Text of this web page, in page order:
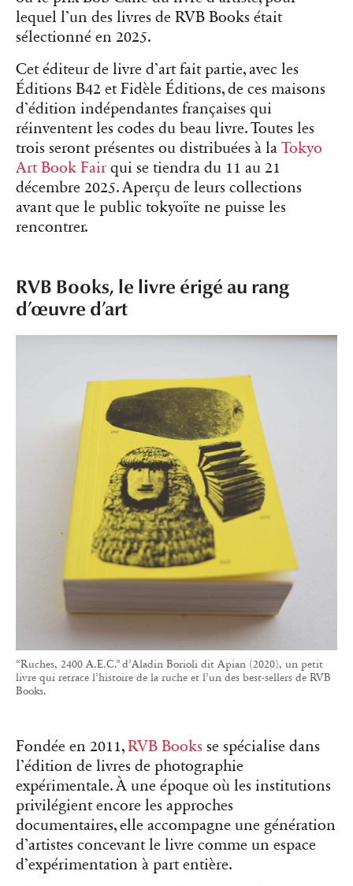
lequel l’un des livres de RVB Books était
sélectionné en 2025.
Cet éditeur de livre d’art fait partie, avec les
Éditions B42 et Fidèle Éditions, de ces maisons
d’édition indépendantes françaises qui
réinventent les codes du beau livre. Toutes les
trois seront présentes ou distribuées à la Tokyo
Art Book Fairqui se tiendra du 11 au 21
décembre 2025. Aperçu de leurs collections
avant que le public tokyoïte ne puisse les
rencontrer.
RVB Books, le livre érigé au rang
d’œuvre d’art
“Ruches, 2400 A.E.C.” d’Aladin Borioli dit Apian (2020), un petit
livre qui retrace l’histoire de la ruche et l’un des best-sellers de RVB
Books.
Fondée en 2011, RVB Books se spécialise dans
l’édition de livres de photographie
expérimentale. À une époque où les institutions
privilégient encore les approches
documentaires, elle accompagne une génération
d’artistes concevant le livre comme un espace
d’expérimentation à part entière.